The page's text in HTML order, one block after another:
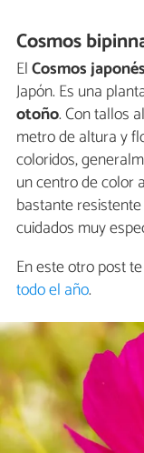
Cosmos
ElCosmos
Japón. Es una
otoño. Con tallos
metro de altura y
coloridos,
un centro de color
bastante
cuidados muy
En este otro post
todo el año.